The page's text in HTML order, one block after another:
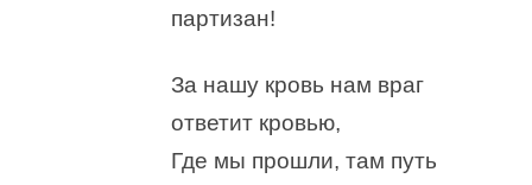
партизан!
За нашу кровь нам враг
ответит кровью,
Где мы прошли, там путь